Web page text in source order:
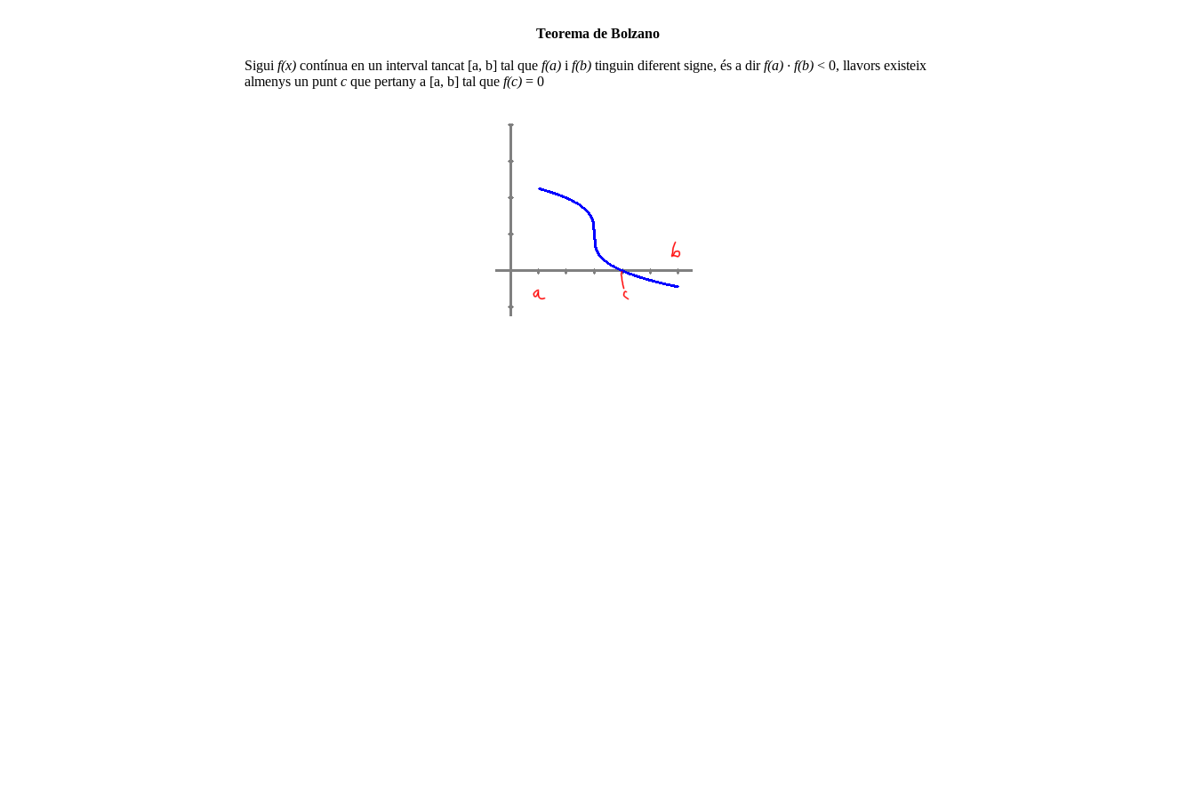
Teorema de Bolzano
Sigui f(x) contínua en un interval tancat [a, b] tal que f(a) i f(b) tinguin diferent signe, és a dirf(a) · f(b) < 0, llavors existeix
almenys un punt c que pertany a [a, b] tal que f(c) = 0